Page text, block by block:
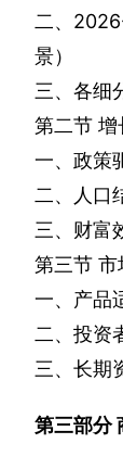
二、
景）
三、各细
第二节 增
一、政策
二、人口
三、财富
第三节 市
一、产品
二、投资
三、长期
第三部分